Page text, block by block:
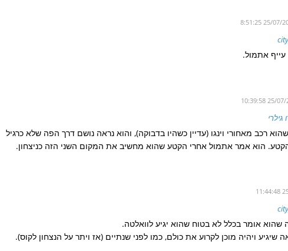
אתמול.
גילרי
רכב מאחורי וינגו (עדיין כשהיו בדבוקה), והוא נראה נושם דרך הפה שלא כרגיל
הוא אמר אתמול אחרי הקטע שהוא מחשיב את המקום השני הזה כניצחון.
אומר בכלל לא בטוח שהוא יגיע לוואלטה.
שיגיע ויהיה מוכן לקרוע את כולם, כמו לפני שנתיים (אז ויתר על הנצחון לקוס).